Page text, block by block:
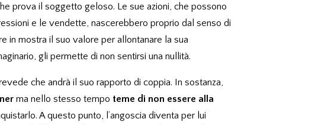
prova il soggetto geloso. Le sue azioni, che possono
e le vendette, nascerebbero proprio dal senso di
in mostra il suo valore per allontanare la sua
gli permette di non sentirsi una nullità.
che andrà il suo rapporto di coppia. In sostanza,
ma nello stesso tempo teme di non essere alla
A questo punto, l’angoscia diventa per lui